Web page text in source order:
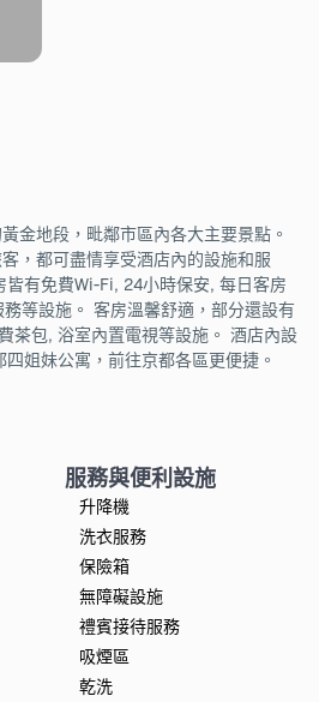
金地段，毗鄰市區內各大主要景點。
，都可盡情享受酒店內的設施和服
有免費Wi-Fi, 24小時保安, 每日客房
等設施。 客房溫馨舒適，部分還設有
茶包, 浴室內置電視等設施。 酒店內設
姐妹公寓，前往京都各區更便捷。
服務與便利設施
升降機
洗衣服務
保險箱
無障礙設施
禮賓接待服務
吸煙區
乾洗